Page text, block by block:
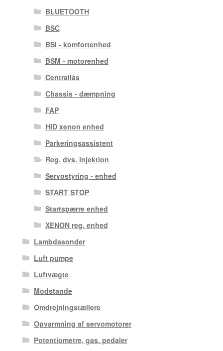
BLUETOOTH
BSC
BSI - komfortenhed
BSM - motorenhed
Centrallås
Chassis - dæmpning
FAP
HID xenon enhed
Parkeringsassistent
Reg. dvs. injektion
Servostyring - enhed
START STOP
Startspærre enhed
XENON reg. enhed
Lambdasonder
Luft pumpe
Luftvægte
Modstande
Omdrejningstællere
Opvarmning af servomotorer
Potentiometre, gas. pedaler